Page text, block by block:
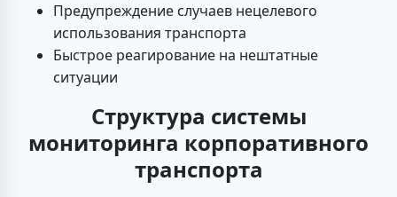
Предупреждение случаев нецелевого
использования транспорта
Быстрое реагирование на нештатные
ситуации
Структура системы
мониторинга корпоративного
транспорта